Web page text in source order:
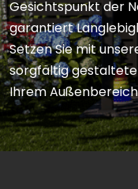
Gesichtspunkt der
garantiert
Setzen Sie mit
sorgfältig
Ihrem